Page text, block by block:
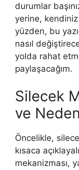
durumlar
yerine,
yüzden, bu
nasıl
yolda rahat
paylaşacağım.
Silecek
ve
Öncelikle,
kısaca
mekanizması,